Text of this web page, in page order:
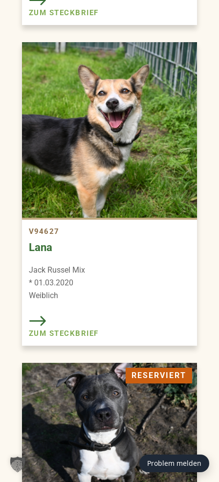
ZUM STECKBRIEF
V94627
Lana
Jack Russel Mix
* 01.03.2020
Weiblich
ZUM STECKBRIEF
RESERVIERT
Problem melden